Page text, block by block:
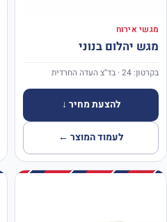
מגשי אירוח
מגש יהלום בנוני
בקרטון: 24 · בד"צ העדה החרדית
להצעת מחיר ↓
לעמוד המוצר ←